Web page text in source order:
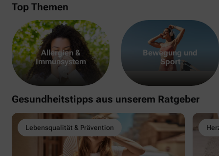
Top Themen
Allergien &
Immunsystem
Bewegung und
Sport
Gesundheitstipps aus unserem Ratgeber
Lebensqualität & Prävention